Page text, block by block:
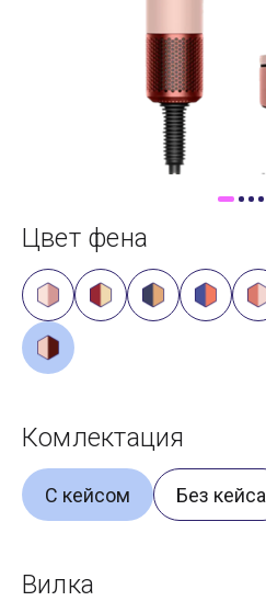
Самовывоз
Trade-In
Цвет фена
Комлектация
С кейсом Без кейса
Вилка